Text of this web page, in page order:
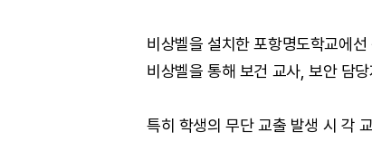
비상벨을 설치한 포항명도학교에
비상벨을 통해 보건 교사, 보안 담
특히 학생의 무단 교출 발생 시 각